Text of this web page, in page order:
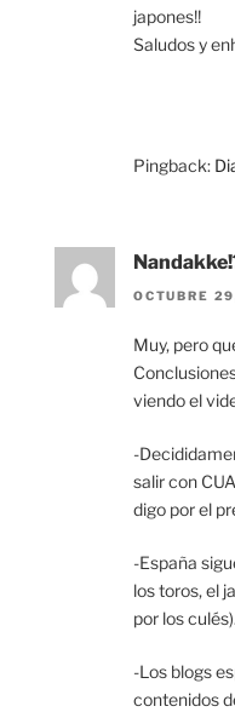
japones!!
Saludos y
Pingback:
OCTUBRE
Muy, pero
viendo el
-
salir con
digo por el
-España
los toros, el
por los
-Los blogs
contenidos